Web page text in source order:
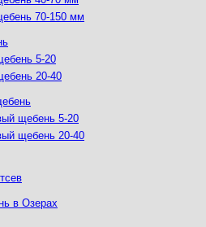
70-150 мм
5-20
20-40
щебень 5-20
щебень 20-40
в Озерах